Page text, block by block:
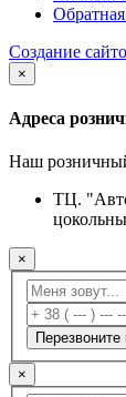
Обратная
Создание
×
Адреса
Наш
ТЦ.
×
Перезвоните
×